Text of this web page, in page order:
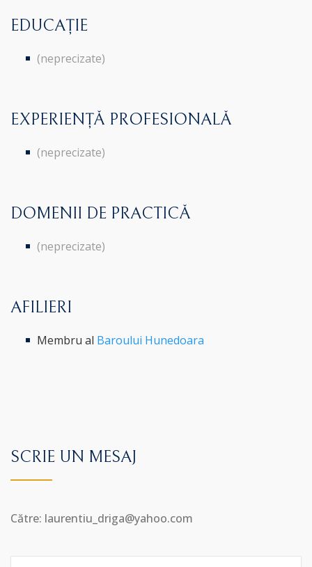
EDUCAȚIE
(neprecizate)
EXPERIENȚĂ PROFESIONALĂ
(neprecizate)
DOMENII DE PRACTICĂ
(neprecizate)
AFILIERI
Membru al Baroului Hunedoara
SCRIE UN MESAJ
Către: laurentiu_driga@yahoo.com